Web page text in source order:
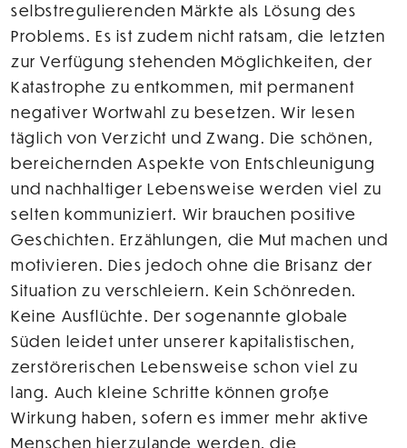
selbstregulierenden Märkte als Lösung des
Problems. Es ist zudem nicht ratsam, die letzten
zur Verfügung stehenden Möglichkeiten, der
Katastrophe zu entkommen, mit permanent
negativer Wortwahl zu besetzen. Wir lesen
täglich von Verzicht und Zwang. Die schönen,
bereichernden Aspekte von Entschleunigung
und nachhaltiger Lebensweise werden viel zu
selten kommuniziert. Wir brauchen positive
Geschichten. Erzählungen, die Mut machen und
motivieren. Dies jedoch ohne die Brisanz der
Situation zu verschleiern. Kein Schönreden.
Keine Ausflüchte. Der sogenannte globale
Süden leidet unter unserer kapitalistischen,
zerstörerischen Lebensweise schon viel zu
lang. Auch kleine Schritte können große
Wirkung haben, sofern es immer mehr aktive
Menschen hierzulande werden, die